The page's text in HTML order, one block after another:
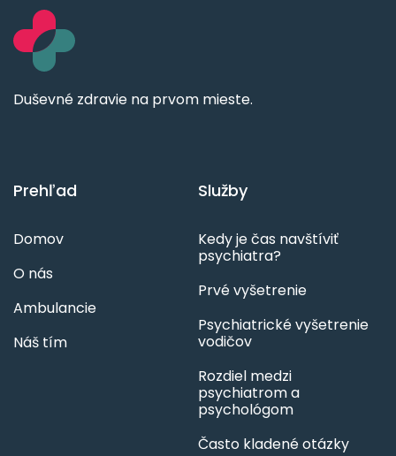
Duševné zdravie na prvom mieste.
Prehľad
Domov
O nás
Ambulancie
Náš tím
Služby
Kedy je čas navštíviť
psychiatra?
Prvé vyšetrenie
Psychiatrické vyšetrenie
vodičov
Rozdiel medzi
psychiatrom a
psychológom
Často kladené otázky